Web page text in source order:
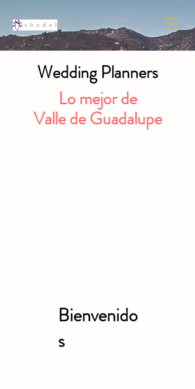
Wedding Planners
Lo mejor de
Valle de Guadalupe
Bienvenido
s